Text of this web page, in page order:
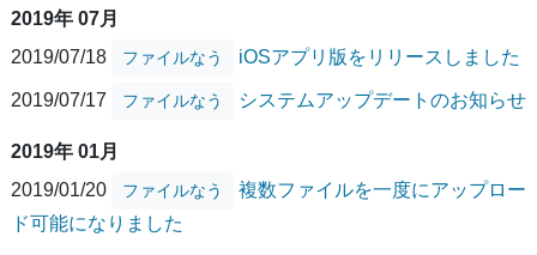
2019年 07月
2019/07/18
ファイルなう iOSアプリ版をリリースしました
2019/07/17 ファイルなう システムアップデートのお知らせ
2019年 01月
2019/01/20
ファイルなう
複数ファイルを一度にアップロー
ド可能になりました